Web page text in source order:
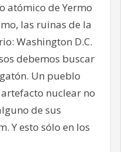
atómico de Yermo
las ruinas de la
Washington D.C.
debemos buscar
Un pueblo
nuclear no
de sus
Y esto sólo en los